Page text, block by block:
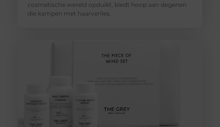
cosmetische wereld opduikt, biedt hoop aan degenen
die kampen met haarverlies.